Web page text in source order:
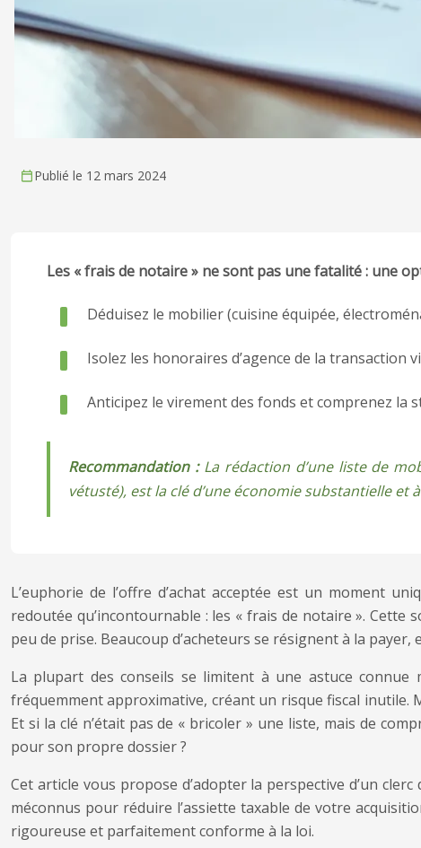
Publié le 12 mars 2024
Les « frais de notaire » ne sont pas une fatalité : une
Déduisez le mobilier (cuisine équipée,
Isolez les honoraires d’agence de la transaction
Anticipez le virement des fonds et comprenez
Recommandation :La rédaction d’une liste de
vétusté), est la clé d’une économie substantielle et
L’euphorie de l’offre d’achat acceptée est un moment
redoutée qu’incontournable : les « frais de notaire ». Cette
peu de prise. Beaucoup d’acheteurs se résignent à la
La plupart des conseils se limitent à une astuce
fréquemment approximative, créant un risque fiscal inutile.
Et si la clé n’était pas de « bricoler » une liste, mais de
pour son propre dossier ?
Cet article vous propose d’adopter la perspective d’un
méconnus pour réduire l’assiette taxable de votre
rigoureuse et parfaitement conforme à la loi.